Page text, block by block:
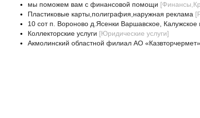
мы поможем вам с финансовой помощи [
Пластиковые карты,полиграфия,наружная реклама [
10 сот п. Вороново д.Ясенки Варшавское, Калужское
Коллекторские услуги [Юридические услуги]
Акмолинский областной филиал АО